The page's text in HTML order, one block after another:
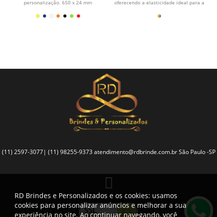
personalização. 650 x 24 mm
oferecendo a elasticidade ideal para a
(11) 2597-3077| (11) 98255-9373 atendimento@rdbrinde.com.br São Paulo -SP
RD Brindes e Personalizados e os cookies: usamos
cookies para personalizar anúncios e melhorar a sua
experiência no site. Ao continuar navegando, você